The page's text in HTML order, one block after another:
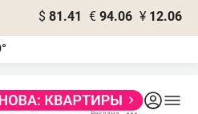
$ 81.41 € 94.06 ¥ 12.06